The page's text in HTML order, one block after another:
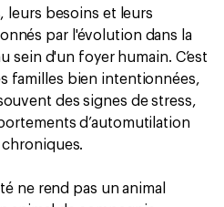
leurs besoins et leurs
par l'évolution dans la
sein d'un foyer humain. C’est
familles bien intentionnées,
des signes de stress,
d’automutilation
ne rend pas un animal